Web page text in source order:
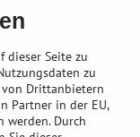
dieser Seite zu
zu
von Drittanbietern
Partner in der EU,
werden. Durch